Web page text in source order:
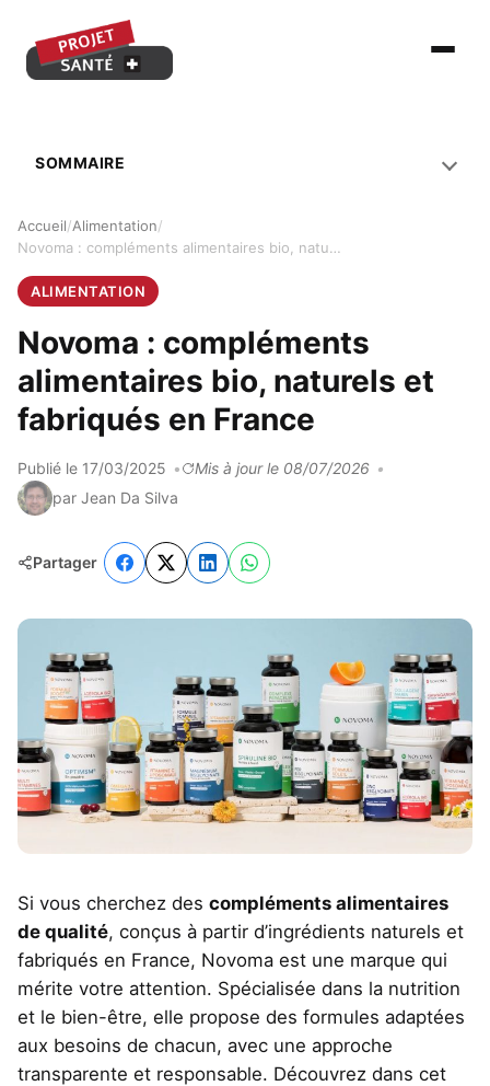
Ouvrir le
Accueil Alimentation
Novoma : compléments alimentaires bio, naturels et fabriqués en France
ALIMENTATION
Novoma : compléments
alimentaires bio, naturels et
fabriqués en France
Publié le 17/03/2025
Mis à jour le 08/07/2026
par Jean Da Silva
Partager
Si vous cherchez des compléments alimentaires
de qualité, conçus à partir d’ingrédients naturels et
fabriqués en France, Novoma est une marque qui
mérite votre attention. Spécialisée dans la nutrition
et le bien-être, elle propose des formules adaptées
aux besoins de chacun, avec une approche
transparente et responsable. Découvrez dans cet
SOMMAIRE